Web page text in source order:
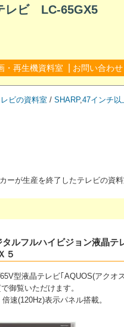
レビ LC-65GX5
・再生機資料室 お問い合わせ
レビの資料室 / SHARP,47インチ以
ーが生産を終了したテレビの資
ルフルハイビジョン液晶テ
５
型液晶テレビ｢AQUOS(アク
御覧いただけます。
速(120Hz)表示パネル搭載。